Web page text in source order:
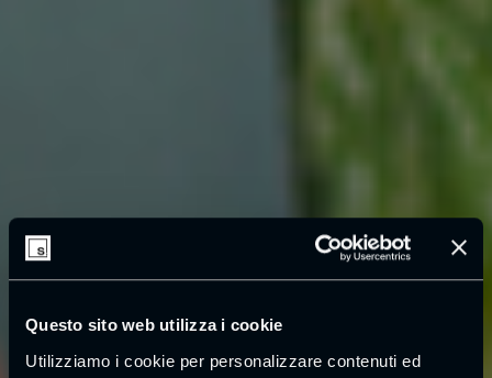
Questo sito web utilizza i cookie
Utilizziamo i cookie per personalizzare contenuti ed